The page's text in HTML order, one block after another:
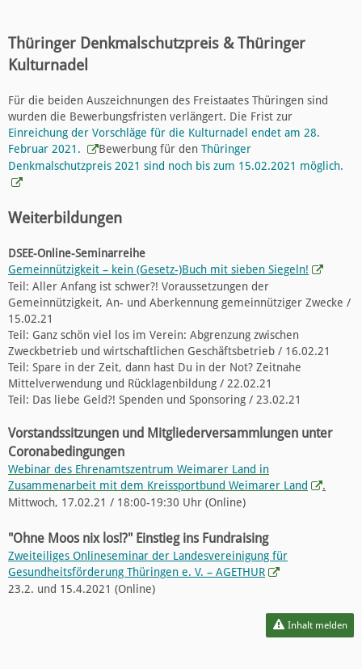
Thüringer Denkmalschutzpreis & Thüringer
Kulturnadel
Für die beiden Auszeichnungen des Freistaates Thüringen sind
wurden die Bewerbungsfristen verlängert. Die Frist zur
Einreichung der Vorschläge für die Kulturnadel endet am 28.
Februar 2021.
Bewerbung für den Thüringer
Denkmalschutzpreis 2021 sind noch bis zum 15.02.2021 möglich.
Weiterbildungen
DSEE-Online-Seminarreihe
Gemeinnützigkeit – kein (Gesetz-)Buch mit sieben Siegeln!
Teil: Aller Anfang ist schwer?! Voraussetzungen der
Gemeinnützigkeit, An- und Aberkennung gemeinnütziger Zwecke /
15.02.21
Teil: Ganz schön viel los im Verein: Abgrenzung zwischen
Zweckbetrieb und wirtschaftlichen Geschäftsbetrieb / 16.02.21
Teil: Spare in der Zeit, dann hast Du in der Not? Zeitnahe
Mittelverwendung und Rücklagenbildung / 22.02.21
Teil: Das liebe Geld?! Spenden und Sponsoring / 23.02.21
Vorstandssitzungen und Mitgliederversammlungen unter
Coronabedingungen
Webinar des Ehrenamtszentrum Weimarer Land in
Zusammenarbeit mit dem Kreissportbund Weimarer Land
.
Mittwoch, 17.02.21 / 18:00-19:30 Uhr (Online)
"Ohne Moos nix los!?" Einstieg ins Fundraising
Zweiteiliges Onlineseminar der Landesvereinigung für
Gesundheitsförderung Thüringen e. V. – AGETHUR
23.2. und 15.4.2021 (Online)
Inhalt melden